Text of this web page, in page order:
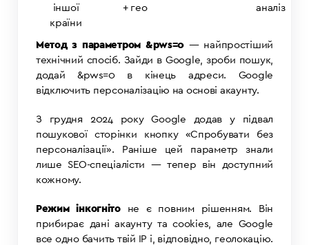
іншої
країни
+ гео
аналіз
Метод з параметром &pws=0 — найпростіший
технічний спосіб. Зайди в Google, зроби пошук,
додай&pws=0в кінець адреси. Google
відключить персоналізацію на основі акаунту.
З грудня 2024 року Google додав у підвал
пошукової сторінки кнопку «Спробувати без
персоналізації». Раніше цей параметр знали
лише SEO-спеціалісти — тепер він доступний
кожному.
Режим інкогнітоне є повним рішенням. Він
прибирає дані акаунту та cookies, але Google
все одно бачить твій IP і, відповідно, геолокацію.